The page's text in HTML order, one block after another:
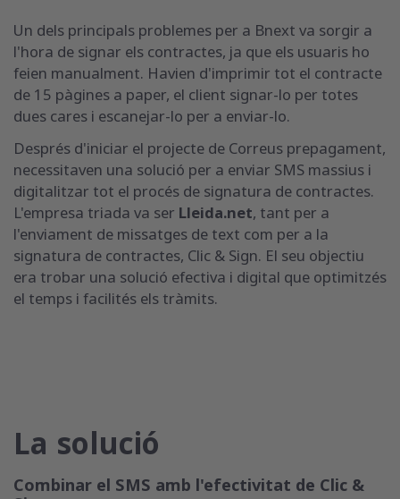
Un dels principals problemes per a Bnext va sorgir a
l'hora de signar els contractes, ja que els usuaris ho
feien manualment. Havien d'imprimir tot el contracte
de 15 pàgines a paper, el client signar-lo per totes
dues cares i escanejar-lo per a enviar-lo.
Després d'iniciar el projecte de Correus prepagament,
necessitaven una solució per a enviar SMS massius i
digitalitzar tot el procés de signatura de contractes.
L'empresa triada va ser Lleida.net, tant per a
l'enviament de missatges de text com per a la
signatura de contractes, Clic & Sign. El seu objectiu
era trobar una solució efectiva i digital que optimitzés
el temps i facilités els tràmits.
La solució
Combinar el SMS amb l'efectivitat de Clic &